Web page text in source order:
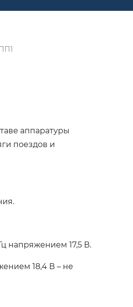
аппаратуры
поездов и
напряжением 17,5 В.
18,4 В – не